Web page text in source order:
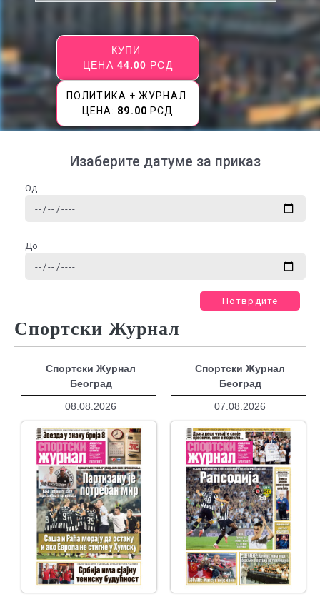
КУПИ
ЦЕНА 44.00 РСД
ПОЛИТИКА + ЖУРНАЛ
ЦЕНА: 89.00 РСД
Изаберите датуме за приказ
Од
До
Потврдите
Спортски Журнал
Спортски Журнал
Београд
08.08.2026
Спортски Журнал
Београд
07.08.2026